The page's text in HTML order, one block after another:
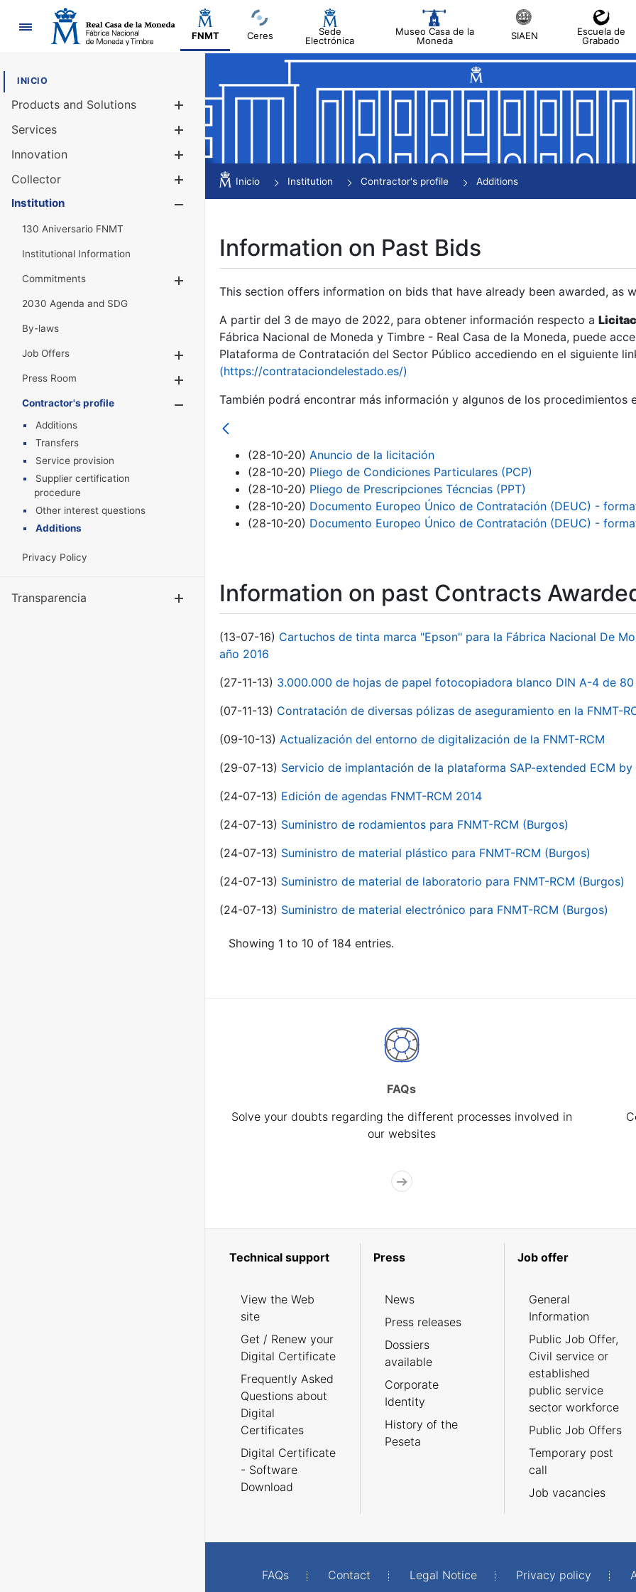
Navigation
FNMT Ceres
Sede
Electrónica
Museo Casa de la
Moneda
SIAEN
Escuela de
Grabado
INICIO
Products and Solutions
Services
Innovation
Collector
Show/Hide
Institution
130 Aniversario FNMT
Institutional Information
Commitments
2030 Agenda and SDG
By-laws
Job Offers
Show/Hide
Press Room
Show/Hide
Contractor's profile
Show/Hide
Additions
Transfers
Service provision
Supplier certification
procedure
Other interest questions
Additions
Privacy Policy
Transparencia Show/Hide
Inicio Institution Contractor's profile Additions
Information on Past Bids
This section offers information on bids that have already been awarded, as
A partir del 3 de mayo de 2022, para obtener información respecto a
Fábrica Nacional de Moneda y Timbre - Real Casa de la Moneda, puede
Plataforma de Contratación del Sector Público accediendo en el siguiente
(https://contrataciondelestado.es/)
También podrá encontrar más información y algunos de los procedimientos
(28-10-20) Anuncio de la licitación
(28-10-20) Pliego de Condiciones Particulares (PCP)
(28-10-20) Pliego de Prescripciones Técncias (PPT)
(28-10-20) Documento Europeo Único de Contratación (DEUC) -
(28-10-20) Documento Europeo Único de Contratación (DEUC) -
Information on past Contracts
(13-07-16) Cartuchos de tinta marca "Epson" para la Fábrica Nacional De
año 2016
(27-11-13) 3.000.000 de hojas de papel fotocopiadora blanco DIN A-4 de 80
(07-11-13) Contratación de diversas pólizas de aseguramiento en la FNMT-
(09-10-13) Actualización del entorno de digitalización de la FNMT-RCM
(29-07-13) Servicio de implantación de la plataforma SAP-extended ECM by
(24-07-13) Edición de agendas FNMT-RCM 2014
(24-07-13) Suministro de rodamientos para FNMT-RCM (Burgos)
(24-07-13) Suministro de material plástico para FNMT-RCM (Burgos)
(24-07-13) Suministro de material de laboratorio para FNMT-RCM (Burgos)
(24-07-13) Suministro de material electrónico para FNMT-RCM (Burgos)
Showing 1 to 10 of 184 entries.
FAQs
Solve your doubts regarding the different processes involved in
our websites
Technical support
View the Web
site
Get / Renew your
Digital Certificate
Frequently Asked
Questions about
Digital
Certificates
Digital Certificate
- Software
Download
Press
News
Press releases
Dossiers
available
Corporate
Identity
History of the
Peseta
Job offer
General
Information
Public Job Offer,
Civil service or
established
public service
sector workforce
Public Job Offers
Temporary post
call
Job vacancies
FAQs Contact Legal Notice Privacy policy